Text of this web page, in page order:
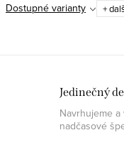
Dostupné varianty
+
Jedinečný
Navrhujeme a
nadčasové